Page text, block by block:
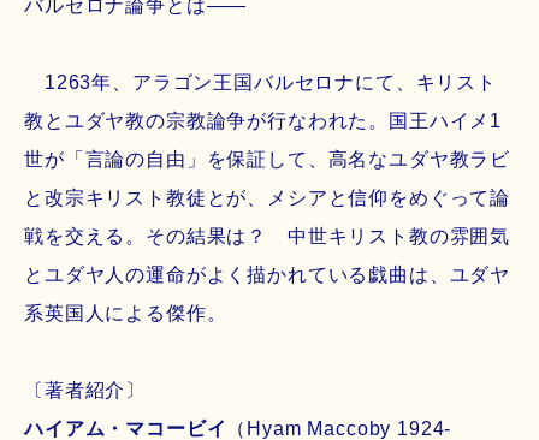
バルセロナ論争とは――
1263年、アラゴン王国バルセロナにて、キリスト
教とユダヤ教の宗教論争が行なわれた。国王ハイメ1
世が「言論の自由」を保証して、高名なユダヤ教ラビ
と改宗キリスト教徒とが、メシアと信仰をめぐって論
戦を交える。その結果は？ 中世キリスト教の雰囲気
とユダヤ人の運命がよく描かれている戯曲は、ユダヤ
系英国人による傑作。
〔著者紹介〕
ハイアム・マコービイ（Hyam Maccoby 1924-